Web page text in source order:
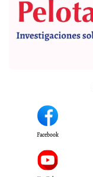
Facebook